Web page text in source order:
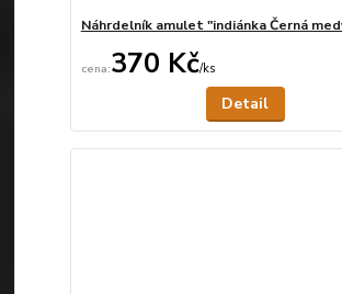
Náhrdelník amulet "indiánka Černá
370 Kč/ks
Detail